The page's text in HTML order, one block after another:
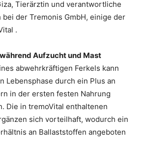
Tierärztin und verantwortliche
bei der Tremonis GmbH, einige der
.
Aufzucht und Mast
abwehrkräftigen Ferkels kann
Lebensphase durch ein Plus an
in der ersten festen Nahrung
Die in tremoVital enthaltenen
sich vorteilhaft, wodurch ein
an Ballaststoffen angeboten